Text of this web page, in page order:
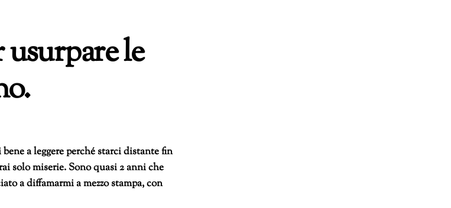
le
a leggere perché starci distante fin
solo miserie. Sono quasi 2 anni che
a diffamarmi a mezzo stampa, con